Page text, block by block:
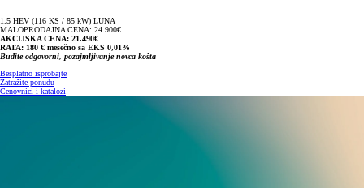
1.5 HEV (116 KS / 85 kW) LUNA
MALOPRODAJNA CENA: 24.900€
AKCIJSKA CENA: 21.490€
RATA: 180 € mesečno sa EKS 0,01%
Budite odgovorni, pozajmljivanje novca košta
Besplatno isprobajte
Zatražite ponudu
Cenovnici i katalozi